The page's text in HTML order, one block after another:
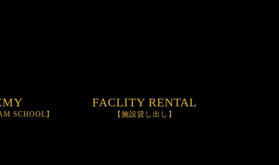
SCHOOL】
FACLITY RENTAL
【施設貸し出し】